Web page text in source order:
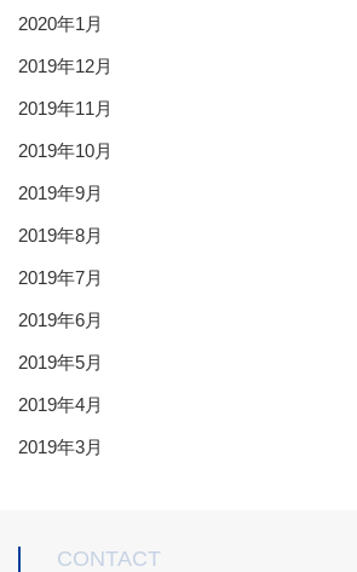
2020年1月
2019年12月
2019年11月
2019年10月
2019年9月
2019年8月
2019年7月
2019年6月
2019年5月
2019年4月
2019年3月
CONTACT